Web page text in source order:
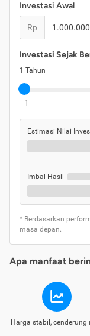
Investasi Awal
Rp
Investasi Sejak
1 Tahun
1
Estimasi Nilai
Imbal Hasil
* Berdasarkan
masa depan.
Apa manfaat
Harga stabil, cenderung